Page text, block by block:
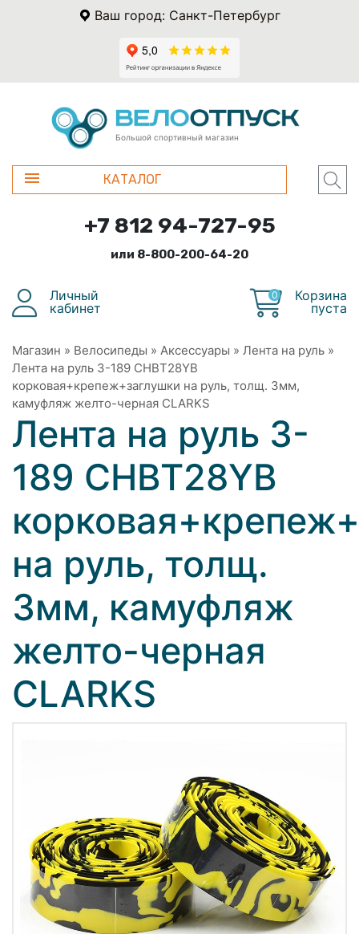
Ваш город: Санкт-Петербург
Большой спортивный магазин
КАТАЛОГ
+7 812 94-727-95
или 8-800-200-64-20
Личный
кабинет
0
Корзина
пуста
Магазин » Велосипеды » Аксессуары » Лента на руль »
Лента на руль 3-189 CHBT28YB
корковая+крепеж+заглушки на руль, толщ. 3мм,
камуфляж желто-черная CLARKS
Лента на руль 3-
189 CHBT28YB
на руль, толщ.
3мм, камуфляж
желто-черная
CLARKS